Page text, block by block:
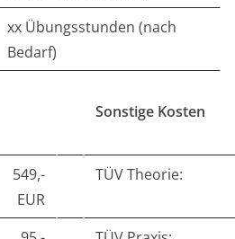
xx Übungsstunden (nach
Bedarf)
Sonstige Kosten
549,-
EUR
TÜV Theorie: